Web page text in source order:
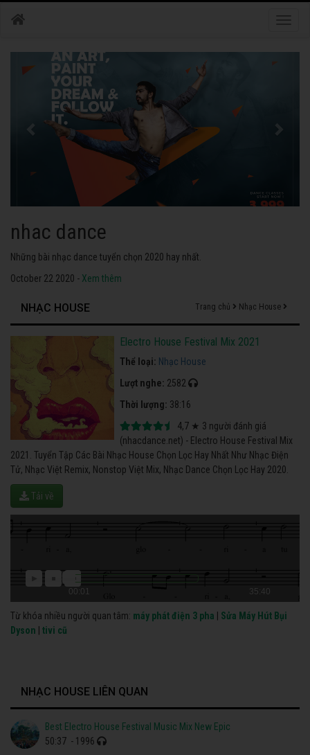
nhac dance
Những bài nhạc dance tuyển chọn 2020 hay nhất.
October 22 2020 - Xem thêm
NHẠC HOUSE Trang chủ Nhạc House
Electro House Festival Mix 2021
Thể loại: Nhạc House
Lượt nghe: 2582
Thời lượng: 38:16
4,7 ★ 3 người đánh giá
(nhacdance.net) - Electro House Festival Mix
2021. Tuyển Tập Các Bài Nhạc House Chọn Lọc Hay Nhất Như Nhạc Điện
Tử, Nhạc Việt Remix, Nonstop Việt Mix, Nhạc Dance Chọn Lọc Hay 2020.
Tải về
00:01 35:40
Từ khóa nhiều người quan tâm: máy phát điện 3 pha
Sửa Máy Hút Bụi
Dyson
tivi cũ
NHẠC HOUSE LIÊN QUAN
Best Electro House Festival Music Mix New Epic
50:37 - 1996